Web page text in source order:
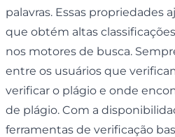
palavras. Essas propriedades
que obtém altas
nos motores de busca.
entre os usuários que
verificar o plágio e onde
de plágio. Com a
ferramentas de verificação